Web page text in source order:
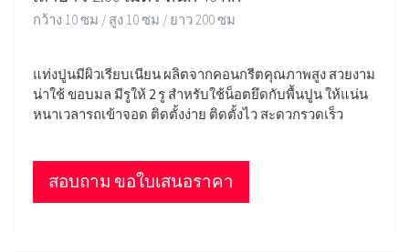
กว้าง 10 ซม / สูง 10 ซม / ยาว 200 ซม
แท่งปูนมีผิวเรียบเนียน ผลิตจากคอนกรีตคุณภาพสูง สวยงาม
น่าใช้ ขอบมล มีรูให้ 2 รู สำหรับใช้น็อตยึดกับพื้นปูน ให้แน่น
หนาเวลารถเข้าจอด ติดตั้งง่าย ติดตั้งไว สะดวกรวดเร็ว
สอบถาม ขอใบเสนอราคา